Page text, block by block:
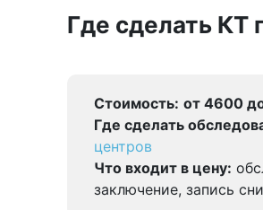
Где сделать КТ
Стоимость: от 4600
Где сделать
центров
Что входит в цену:
заключение, запись